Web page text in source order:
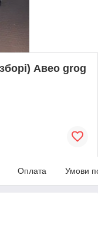
Авео grog
Оплата Умови